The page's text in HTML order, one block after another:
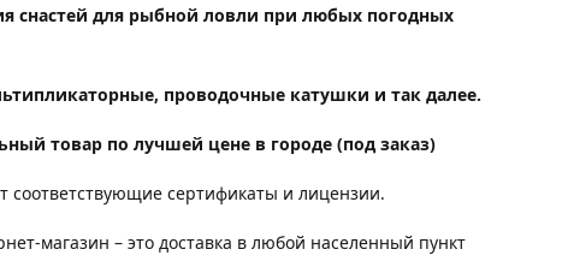
снастей для рыбной ловли при любых погодных
проводочные катушки и так далее.
товар по лучшей цене в городе (под заказ)
сертификаты и лицензии.
магазин – это доставка в любой населенный пункт